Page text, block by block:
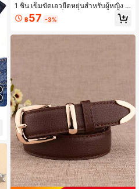
1 ชิ้น เข็มขัดเอวยืดหยุ่นสำหรับผู้หญิง ล
ายใบไม้สีทอง เข็มขัดเอวยืดหยุ่น เหมา
ะสำหรับชุดเดรส กางเกงลำลอง ชุดราต
฿57 -3%